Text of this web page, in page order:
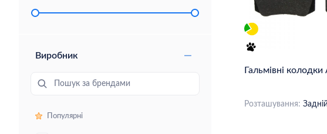
Виробник
Пошук за брендами
Популярні
Гальмівні
Розташування: